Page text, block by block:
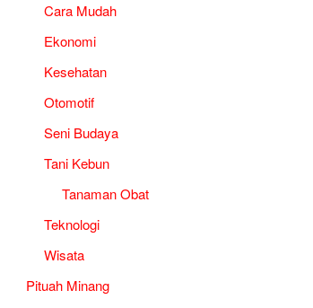
Cara Mudah
Ekonomi
Kesehatan
Otomotif
Seni Budaya
Tani Kebun
Tanaman Obat
Teknologi
Wisata
Pituah Minang